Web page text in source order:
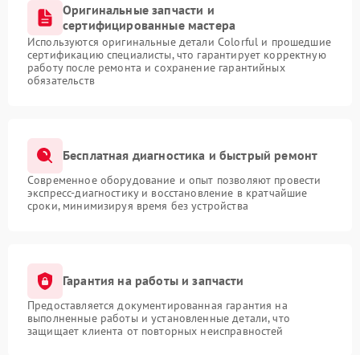
Оригинальные запчасти и
сертифицированные мастера
Используются оригинальные детали Colorful и прошедшие
сертификацию специалисты, что гарантирует корректную
работу после ремонта и сохранение гарантийных
обязательств
Бесплатная диагностика и быстрый ремонт
Современное оборудование и опыт позволяют провести
экспресс-диагностику и восстановление в кратчайшие
сроки, минимизируя время без устройства
Гарантия на работы и запчасти
Предоставляется документированная гарантия на
выполненные работы и установленные детали, что
защищает клиента от повторных неисправностей